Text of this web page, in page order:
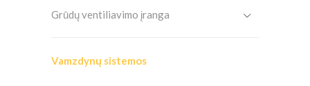
Grūdų ventiliavimo įranga
Vamzdynų sistemos